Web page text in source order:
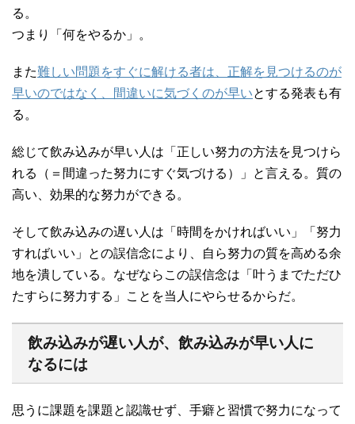
る。
つまり「何をやるか」。
また難しい問題をすぐに解ける者は、正解を見つけるのが
早いのではなく、間違いに気づくのが早いとする発表も有
る。
総じて飲み込みが早い人は「正しい努力の方法を見つけら
れる（＝間違った努力にすぐ気づける）」と言える。質の
高い、効果的な努力ができる。
そして飲み込みの遅い人は「時間をかければいい」「努力
すればいい」との誤信念により、自ら努力の質を高める余
地を潰している。なぜならこの誤信念は「叶うまでただひ
たすらに努力する」ことを当人にやらせるからだ。
飲み込みが遅い人が、飲み込みが早い人に
なるには
思うに課題を課題と認識せず、手癖と習慣で努力になって